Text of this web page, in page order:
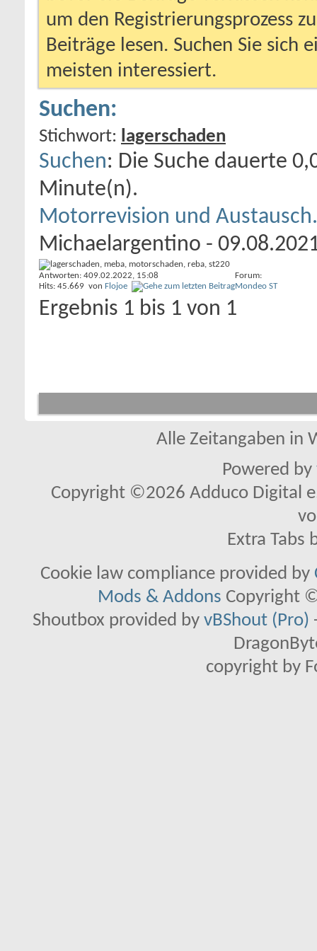
um den Registrierungsprozess
Beiträge lesen. Suchen Sie sich
meisten interessiert.
Suchen:
Stichwort: lagerschaden
Suchen: Die Suche dauerte
Minute(n).
Motorrevision und Austausch.
Michaelargentino -
Antworten: 4
Hits: 45.669
09.02.2022, 15:08
von Flojoe
Forum:
Mondeo ST
Ergebnis 1 bis 1 von 1
Alle Zeitangaben in
Powered by
Copyright ©2026 Adduco Digital
Extra Tabs
Cookie law compliance provided by
Mods & Addons Copyright
Shoutbox provided by vBShout (Pro)
copyright by